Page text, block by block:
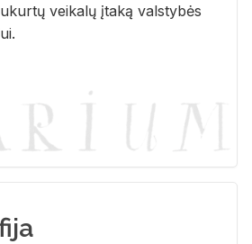
vei­ka­lų įta­ką vals­ty­bės